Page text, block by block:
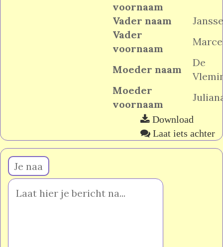
voornaam
Vader naam
Vader
voornaam
Moeder naam
De
Moeder
voornaam
Download
Laat iets achter